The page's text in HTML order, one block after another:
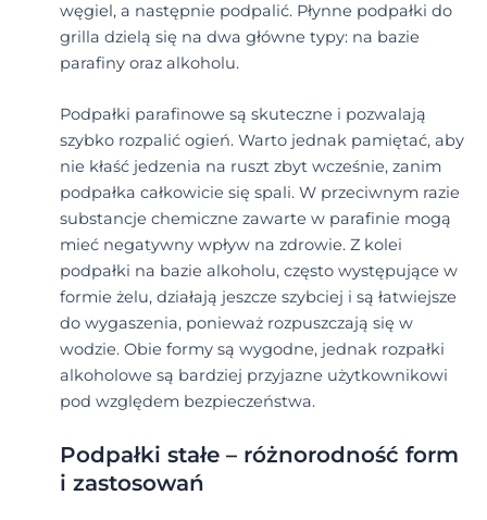
węgiel, a następnie podpalić. Płynne podpałki do
grilla dzielą się na dwa główne typy: na bazie
parafiny oraz alkoholu.
Podpałki parafinowe są skuteczne i pozwalają
szybko rozpalić ogień. Warto jednak pamiętać, aby
nie kłaść jedzenia na ruszt zbyt wcześnie, zanim
podpałka całkowicie się spali. W przeciwnym razie
substancje chemiczne zawarte w parafinie mogą
mieć negatywny wpływ na zdrowie. Z kolei
podpałki na bazie alkoholu, często występujące w
formie żelu, działają jeszcze szybciej i są łatwiejsze
do wygaszenia, ponieważ rozpuszczają się w
wodzie. Obie formy są wygodne, jednak rozpałki
alkoholowe są bardziej przyjazne użytkownikowi
pod względem bezpieczeństwa.
Podpałki stałe – różnorodność form
i zastosowań